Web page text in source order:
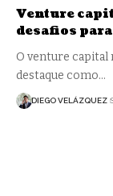
Venture
desafios
O venture capital
destaque como…
DIEGO VELÁZQUEZ